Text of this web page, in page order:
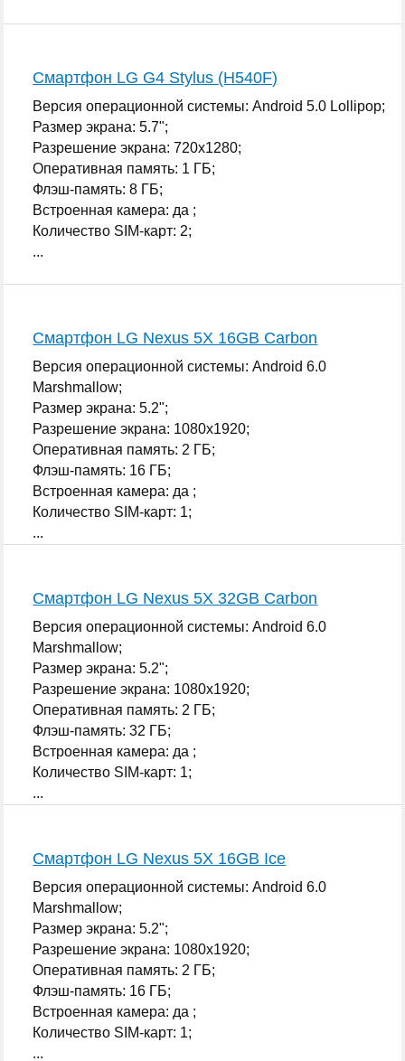
Смартфон LG G4 Stylus (H540F)
Версия операционной системы: Android 5.0 Lollipop;
Размер экрана: 5.7";
Разрешение экрана: 720x1280;
Оперативная память: 1 ГБ;
Флэш-память: 8 ГБ;
Встроенная камера: да ;
Количество SIM-карт: 2;
...
Смартфон LG Nexus 5X 16GB Carbon
Версия операционной системы: Android 6.0
Marshmallow;
Размер экрана: 5.2";
Разрешение экрана: 1080x1920;
Оперативная память: 2 ГБ;
Флэш-память: 16 ГБ;
Встроенная камера: да ;
Количество SIM-карт: 1;
...
Смартфон LG Nexus 5X 32GB Carbon
Версия операционной системы: Android 6.0
Marshmallow;
Размер экрана: 5.2";
Разрешение экрана: 1080x1920;
Оперативная память: 2 ГБ;
Флэш-память: 32 ГБ;
Встроенная камера: да ;
Количество SIM-карт: 1;
...
Смартфон LG Nexus 5X 16GB Ice
Версия операционной системы: Android 6.0
Marshmallow;
Размер экрана: 5.2";
Разрешение экрана: 1080x1920;
Оперативная память: 2 ГБ;
Флэш-память: 16 ГБ;
Встроенная камера: да ;
Количество SIM-карт: 1;
...